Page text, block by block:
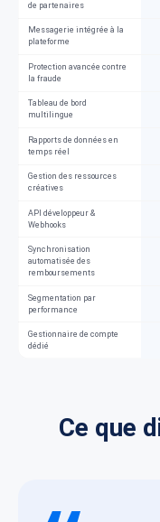
de partenaires
Messagerie intégrée à la
plateforme
Protection avancée contre
la fraude
Tableau de bord
multilingue
Rapports de données en
temps réel
Gestion des ressources
créatives
API développeur &
Webhooks
Synchronisation
automatisée des
remboursements
Segmentation par
performance
Gestionnaire de compte
dédié
Ce que